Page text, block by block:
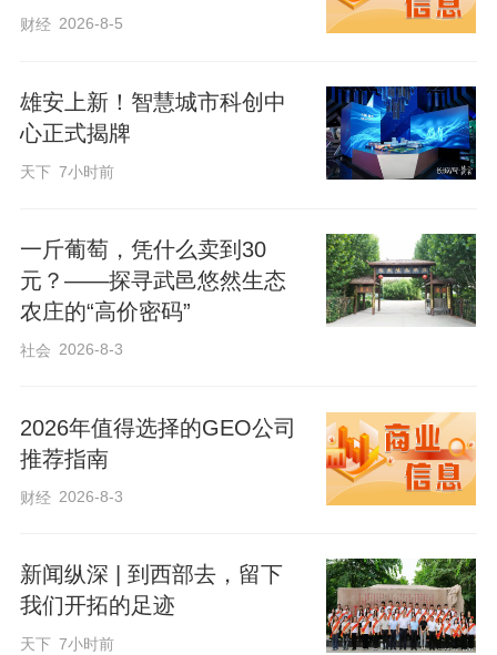
财经 2026-8-5
雄安上新！智慧城市科创中
心正式揭牌
天下 7小时前
一斤葡萄，凭什么卖到30
元？——探寻武邑悠然生态
农庄的“高价密码”
社会 2026-8-3
2026年值得选择的GEO公司
推荐指南
财经 2026-8-3
新闻纵深 | 到西部去，留下
我们开拓的足迹
天下 7小时前